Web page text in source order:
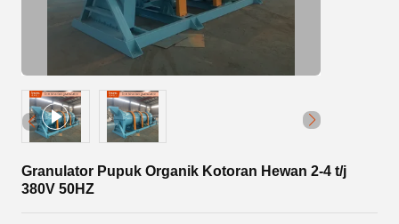
Granulator Pupuk Organik Kotoran Hewan 2-4 t/j
380V 50HZ